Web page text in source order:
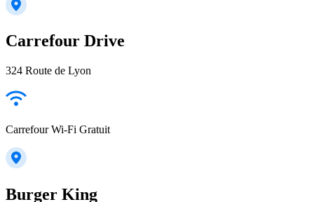
Carrefour Drive
324 Route de Lyon
Carrefour Wi-Fi Gratuit
Burger King